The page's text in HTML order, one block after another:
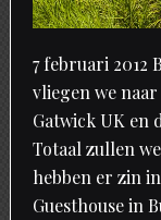
7 februari 2012
vliegen we naar
Gatwick UK en
Totaal zullen
hebben er zin
Guesthouse in